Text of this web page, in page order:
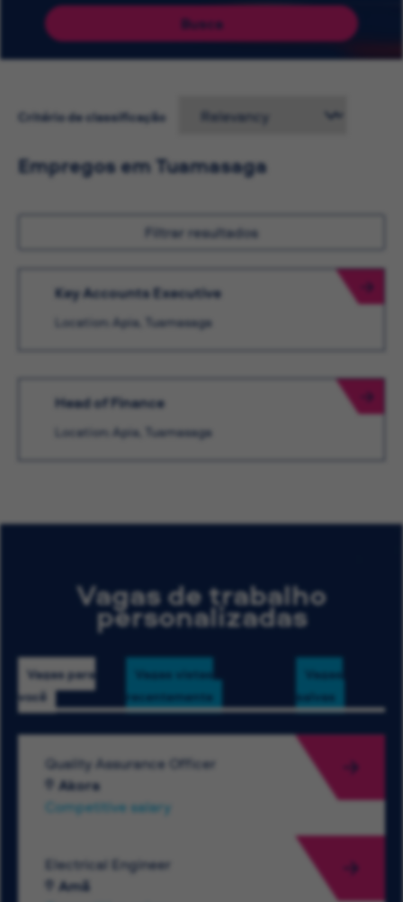
Busca
Critério de classificação
Empregos em Tuamasaga
Filtrar resultados
Key Accounts Executive
Location: Apia, Tuamasaga
Head of Finance
Location: Apia, Tuamasaga
Vagas de trabalho
personalizadas
Vagas para
você
Vagas vistas
recentemente
Vagas
salvas
Quality Assurance Officer
Akora
Competitive salary
Electrical Engineer
Amã